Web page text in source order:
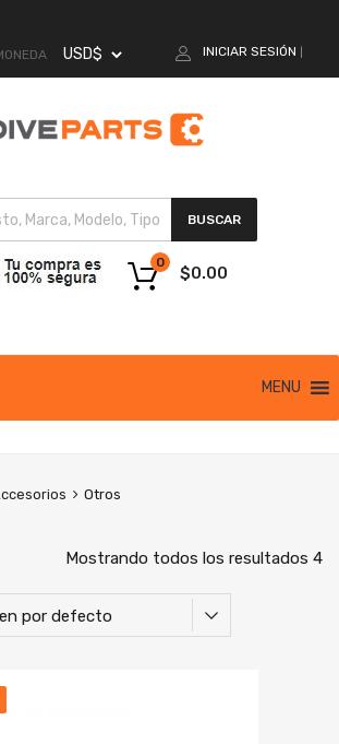
INICIAR SESIÓN
BUSCAR
$0.00
0
MENU
Otros
Mostrando todos los resultados 4